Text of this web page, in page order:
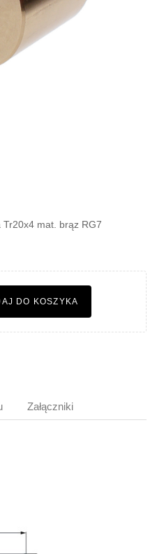
mat. brąz RG7
DO KOSZYKA
Załączniki